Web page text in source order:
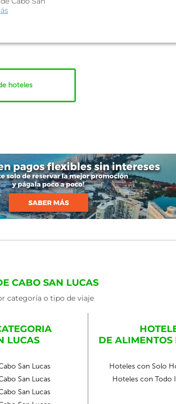
hoteles
CABO SAN LUCAS
categoría o tipo de viaje
LUCAS
San Lucas
San Lucas
San Lucas
DE ALIMENTOS
Hoteles con Solo
Hoteles con Todo